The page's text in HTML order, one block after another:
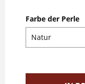
Farbe der Perle